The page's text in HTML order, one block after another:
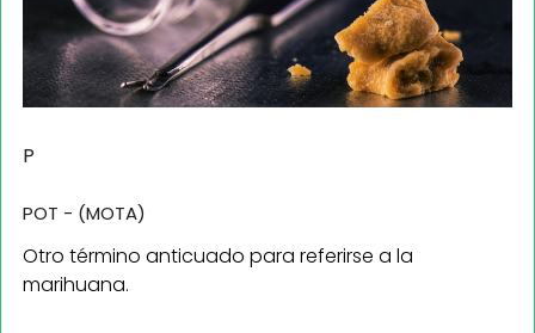
P
POT - (MOTA)
Otro término anticuado para referirse a la
marihuana.